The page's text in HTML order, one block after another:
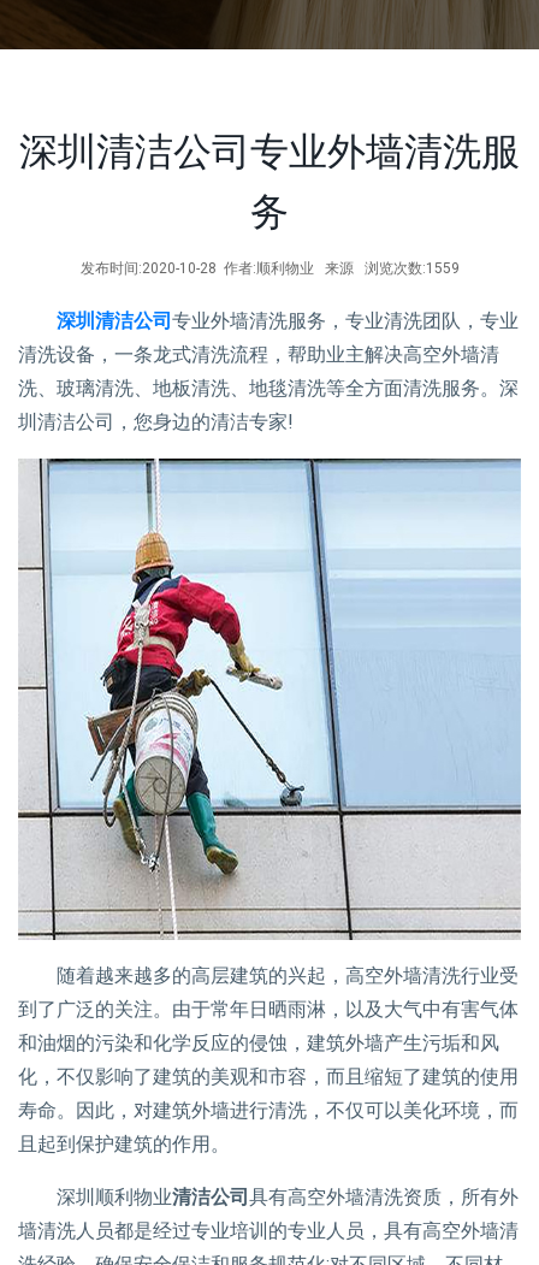
深圳清洁公司专业外墙清洗服
务
发布时间:2020-10-28 作者:顺利物业 来源 浏览次数:1559
深圳清洁公司专业外墙清洗服务，专业清洗团队，专业
清洗设备，一条龙式清洗流程，帮助业主解决高空外墙清
洗、玻璃清洗、地板清洗、地毯清洗等全方面清洗服务。深
圳清洁公司，您身边的清洁专家!
随着越来越多的高层建筑的兴起，高空外墙清洗行业受
到了广泛的关注。由于常年日晒雨淋，以及大气中有害气体
和油烟的污染和化学反应的侵蚀，建筑外墙产生污垢和风
化，不仅影响了建筑的美观和市容，而且缩短了建筑的使用
寿命。因此，对建筑外墙进行清洗，不仅可以美化环境，而
且起到保护建筑的作用。
深圳顺利物业清洁公司 具有高空外墙清洗资质，所有外
墙清洗人员都是经过专业培训的专业人员，具有高空外墙清